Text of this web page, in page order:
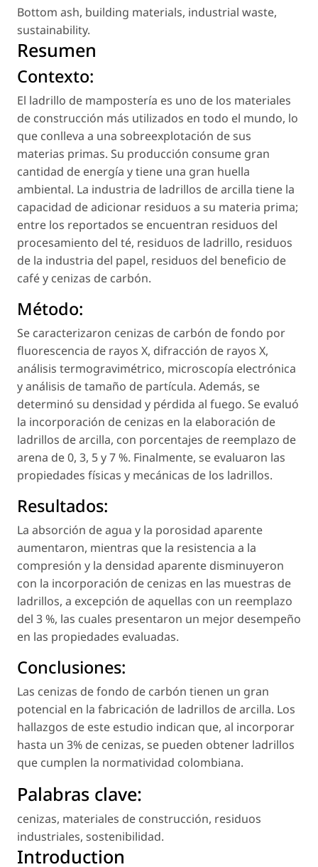
Bottom ash, building materials, industrial waste,
sustainability.
Resumen
Contexto:
El ladrillo de mampostería es uno de los materiales
de construcción más utilizados en todo el mundo, lo
que conlleva a una sobreexplotación de sus
materias primas. Su producción consume gran
cantidad de energía y tiene una gran huella
ambiental. La industria de ladrillos de arcilla tiene la
capacidad de adicionar residuos a su materia prima;
entre los reportados se encuentran residuos del
procesamiento del té, residuos de ladrillo, residuos
de la industria del papel, residuos del beneficio de
café y cenizas de carbón.
Método:
Se caracterizaron cenizas de carbón de fondo por
fluorescencia de rayos X, difracción de rayos X,
análisis termogravimétrico, microscopía electrónica
y análisis de tamaño de partícula. Además, se
determinó su densidad y pérdida al fuego. Se evaluó
la incorporación de cenizas en la elaboración de
ladrillos de arcilla, con porcentajes de reemplazo de
arena de 0, 3, 5 y 7 %. Finalmente, se evaluaron las
propiedades físicas y mecánicas de los ladrillos.
Resultados:
La absorción de agua y la porosidad aparente
aumentaron, mientras que la resistencia a la
compresión y la densidad aparente disminuyeron
con la incorporación de cenizas en las muestras de
ladrillos, a excepción de aquellas con un reemplazo
del 3 %, las cuales presentaron un mejor desempeño
en las propiedades evaluadas.
Conclusiones:
Las cenizas de fondo de carbón tienen un gran
potencial en la fabricación de ladrillos de arcilla. Los
hallazgos de este estudio indican que, al incorporar
hasta un 3% de cenizas, se pueden obtener ladrillos
que cumplen la normatividad colombiana.
Palabras clave:
cenizas, materiales de construcción, residuos
industriales, sostenibilidad.
Introduction